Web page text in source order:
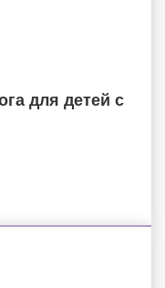
для детей с